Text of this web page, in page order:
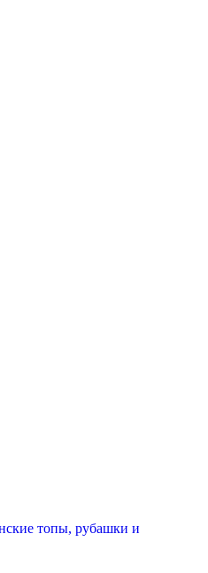
топы, рубашки и